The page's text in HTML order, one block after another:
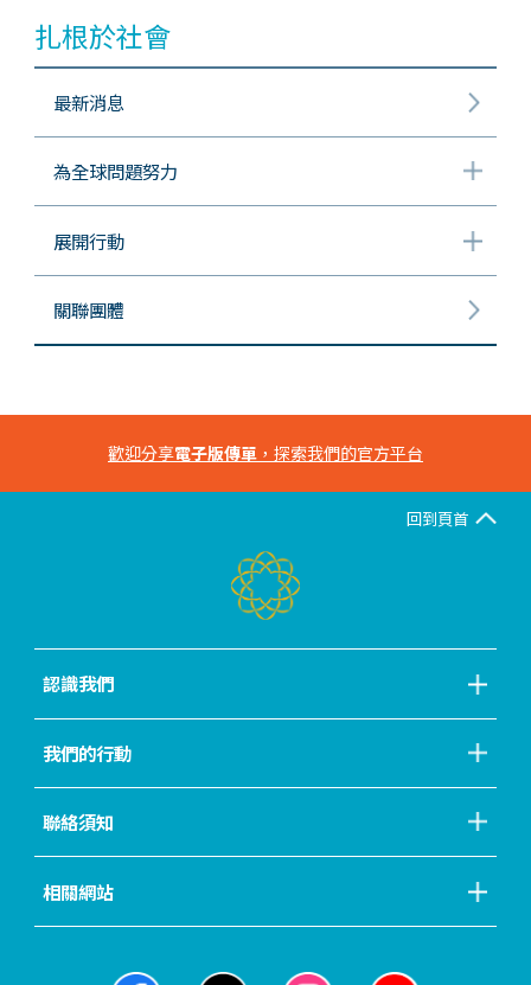
扎根於社會
最新消息
為全球問題努力
展開行動
關聯團體
歡迎分享電子版傳單 ，探索我們的官方平台
回到頁首
認識我們
我們的行動
聯絡須知
相關網站